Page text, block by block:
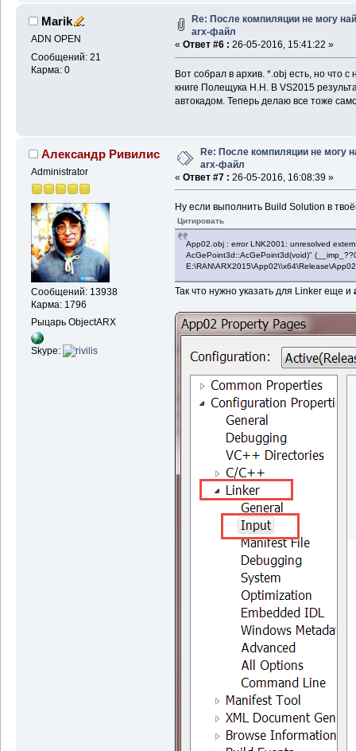
Marik
ADN OPEN
Сообщений: 21
Карма: 0
Re: После компиляции не могу
arx-файл
« Ответ #6 : 26-05-2016, 15:41:22 »
Вот собрал в архив. *.obj есть, но что
книге Полещука Н.Н. В VS2015
автокадом. Теперь делаю все тоже
Александр Ривилис
Administrator
Сообщений: 13938
Карма: 1796
Рыцарь ObjectARX
Skype:
Re: После компиляции не могу
arx-файл
« Ответ #7 : 26-05-2016, 16:08:39 »
Ну если выполнить Build Solution в
Цитировать
App02.obj : error LNK2001: unresolved
AcGePoint3d::AcGePoint3d(void)"
Так что нужно указать для Linker еще и